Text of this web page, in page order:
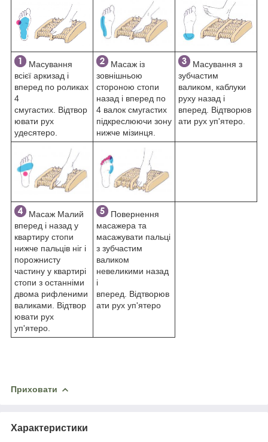
Масування
всієї аркизад і
вперед по роликах
4
смугастих. Відтвор
ювати рух
удесятеро.
Масаж із
зовнішньою
стороною стопи
назад і вперед по
4 валок смугастих
підкреслюючи зону
нижче мізинця.
Масування з
зубчастим
валиком, каблуки
руху назад і
вперед. Відтворюв
ати рух уп'ятеро.
Масаж Малий
вперед і назад у
квартиру стопи
нижче пальців ніг і
порожнисту
частину у квартирі
стопи з останніми
двома рифленими
валиками. Відтвор
ювати рух
уп'ятеро.
Повернення
масажера та
масажувати пальці
з зубчастим
валиком
невеликими назад
і
вперед. Відтворюв
ати рух уп'ятеро
Приховати
Характеристики